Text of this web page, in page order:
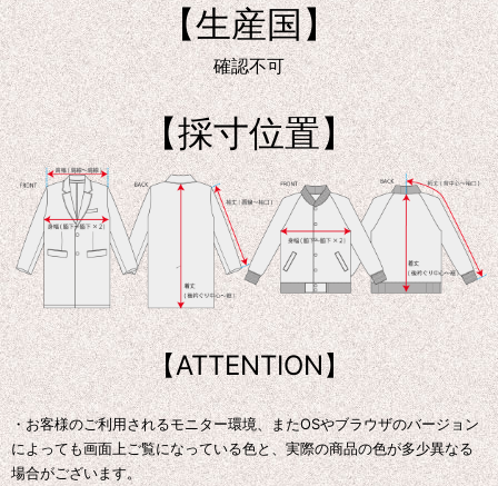
【生産国】
確認不可
【採寸位置】
【ATTENTION】
・お客様のご利用されるモニター環境、またOSやブラウザのバージョン
によっても画面上ご覧になっている色と、実際の商品の色が多少異なる
場合がございます。